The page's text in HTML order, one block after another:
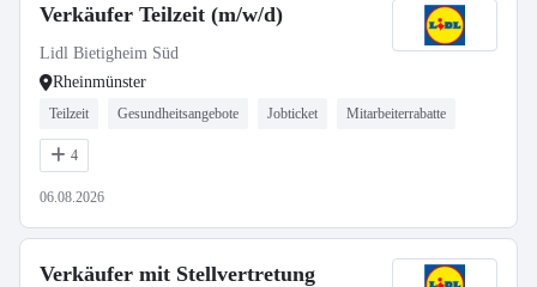
Verkäufer Teilzeit (m/w/d)
Lidl Bietigheim Süd
Rheinmünster
Teilzeit Gesundheitsangebote Jobticket Mitarbeiterrabatte
4
06.08.2026
Verkäufer mit Stellvertretung